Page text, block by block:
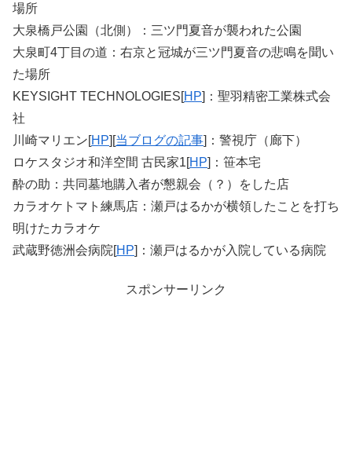
場所
大泉橋戸公園（北側）：三ツ門夏音が襲われた公園
大泉町4丁目の道：右京と冠城が三ツ門夏音の悲鳴を聞い
た場所
KEYSIGHT TECHNOLOGIES[HP]：聖羽精密工業株式会
社
川崎マリエン[HP][当ブログの記事]：警視庁（廊下）
ロケスタジオ和洋空間 古民家1[HP]：笹本宅
酔の助：共同墓地購入者が懇親会（？）をした店
カラオケトマト練馬店：瀬戸はるかが横領したことを打ち
明けたカラオケ
武蔵野徳洲会病院[HP]：瀬戸はるかが入院している病院
スポンサーリンク